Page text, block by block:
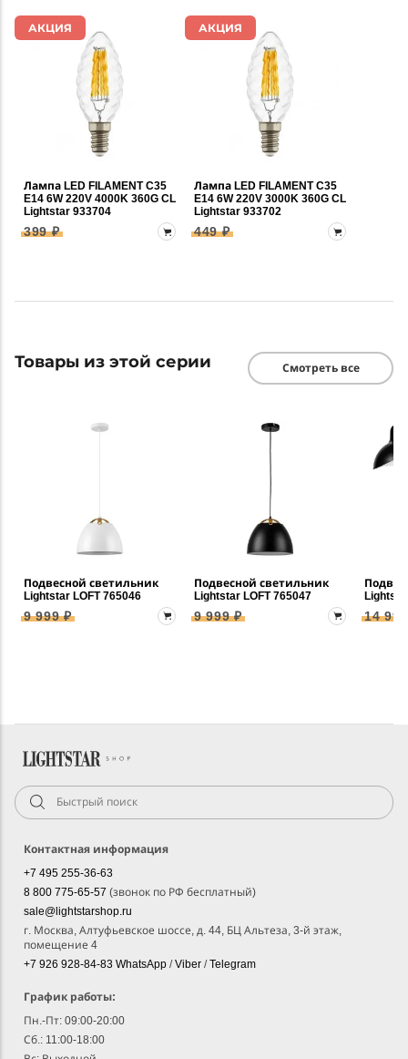
АКЦИЯ
Лампа LED FILAMENT C35
E14 6W 220V 4000K 360G CL
Lightstar 933704
399 ₽
АКЦИЯ
Лампа LED FILAMENT C35
E14 6W 220V 3000K 360G CL
Lightstar 933702
449 ₽
Товары из этой серии Смотреть все
Подвесной светильник
Lightstar LOFT 765046
9 999 ₽
Подвесной светильник
Lightstar LOFT 765047
9 999 ₽ 14
Контактная информация
+7 495 255-36-63
8 800 775-65-57 (звонок по РФ бесплатный)
sale@lightstarshop.ru
г. Москва, Алтуфьевское шоссе, д. 44, БЦ Альтеза, 3-й этаж,
помещение 4
+7 926 928-84-83 WhatsApp /Viber /Telegram
График работы:
Пн.-Пт: 09:00-20:00
Сб.: 11:00-18:00